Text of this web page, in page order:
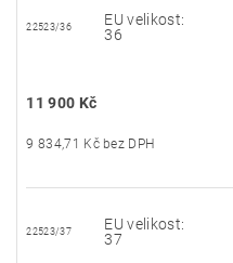
22523/36
EU velikost:
36
11 900 Kč
9 834,71 Kč bez DPH
22523/37
EU velikost:
37